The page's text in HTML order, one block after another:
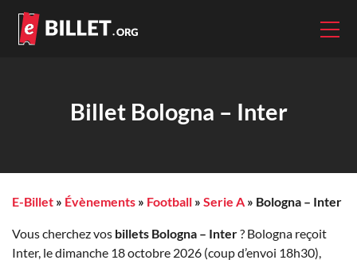
Billet Bologna – Inter
E-Billet » Évènements » Football » Serie A » Bologna – Inter
Vous cherchez vos billets Bologna – Inter? Bologna reçoit
Inter, le dimanche 18 octobre 2026 (coup d’envoi 18h30),